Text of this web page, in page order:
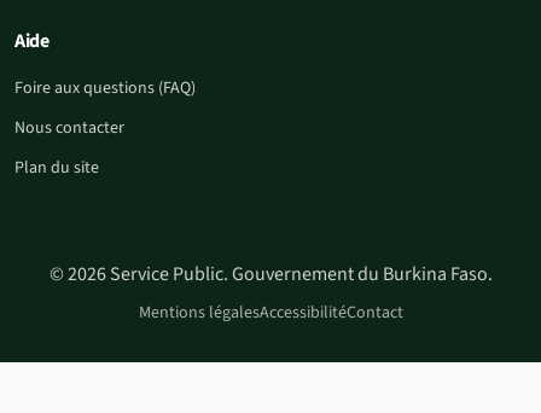
Aide
Foire aux questions (FAQ)
Nous contacter
Plan du site
© 2026 Service Public. Gouvernement du Burkina Faso.
Mentions légalesAccessibilitéContact